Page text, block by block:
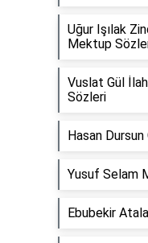
Uğur Işılak
Mektup
Vuslat Gül
Sözleri
Hasan
Yusuf Selam
Ebubekir